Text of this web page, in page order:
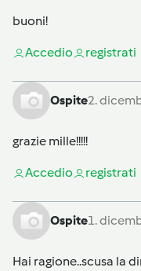
buoni!
Accedio registrati
Ospite2.
grazie mille!!!!!
Accedio registrati
Ospite1.
Hai ragione..scusa la